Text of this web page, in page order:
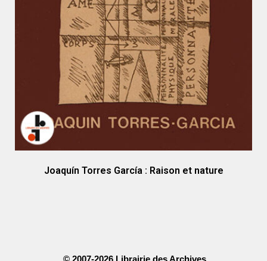
Joaquín Torres García : Raison et nature
© 2007-2026 Librairie des Archives